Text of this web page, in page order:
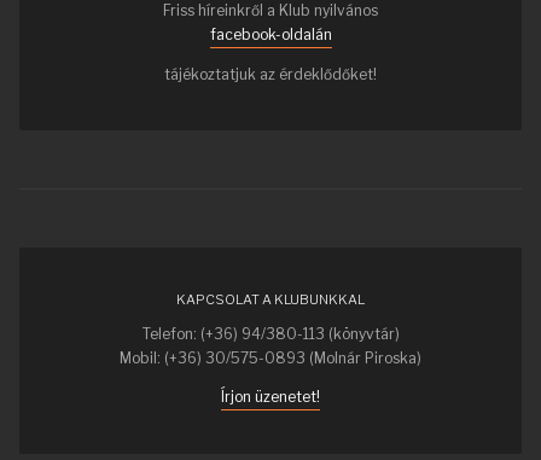
Friss híreinkről a Klub nyilvános
facebook-oldalán
tájékoztatjuk az érdeklődőket!
KAPCSOLAT A KLUBUNKKAL
Telefon: (+36) 94/380-113 (könyvtár)
Mobil: (+36) 30/575-0893 (Molnár Piroska)
Írjon üzenetet!